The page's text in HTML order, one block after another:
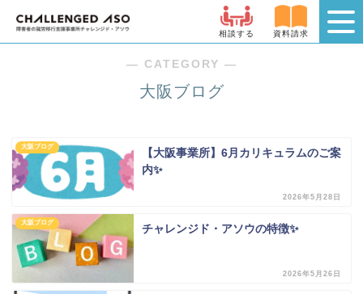
相談する 資料請求
― CATEGORY ―
大阪ブログ
大阪ブログ
【大阪事業所】6月カリキュラムのご案
内✨
2026年5月28日
大阪ブログ チャレンジド・アソウの特徴✨
2026年5月26日